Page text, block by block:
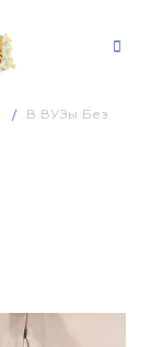
В ВУЗы Без